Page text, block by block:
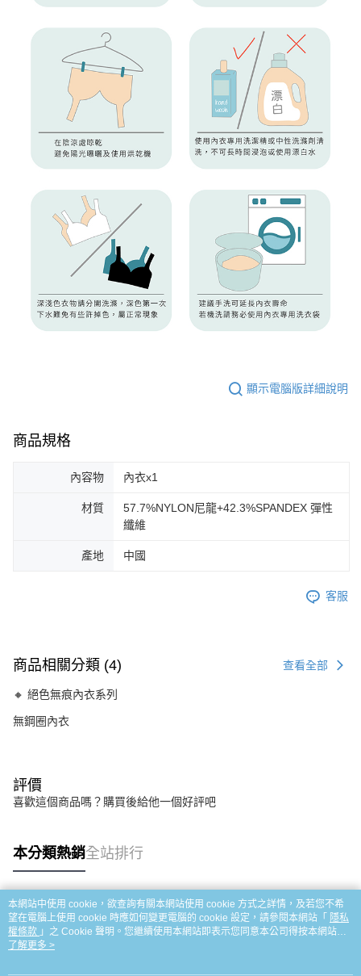
顯示電腦版詳細說明
商品規格
內容物 內衣x1
材質
57.7%NYLON尼龍+42.3%SPANDEX 彈性
纖維
產地 中國
客服
商品相關分類 (4) 查看全部
🔸 絕色無痕內衣系列
無鋼圈內衣
評價
喜歡這個商品嗎？購買後給他一個好評吧
本分類熱銷全站排行
熱門標籤
本網站中使用 cookie，欲查詢有關本網站使用 cookie 方式之詳情，及若您不希
望在電腦上使用 cookie 時應如何變更電腦的 cookie 設定，請參閱本網站「 隱私
權條款 」之 Cookie 聲明。您繼續使用本網站即表示您同意本公司得按本網站使
用條款之 Cookie 聲明使用 cookie。
了解更多 >